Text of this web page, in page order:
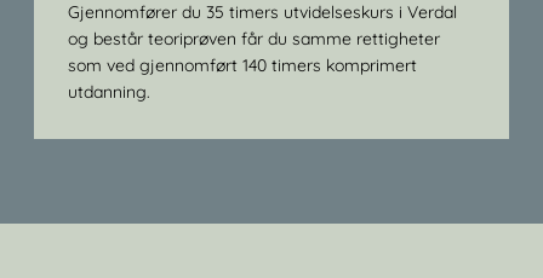
Gjennomfører du 35 timers utvidelseskurs i Verdal
og består teoriprøven får du samme rettigheter
som ved gjennomført 140 timers komprimert
utdanning.